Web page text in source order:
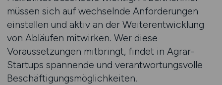
müssen sich auf wechselnde Anforderungen
einstellen und aktiv an der Weiterentwicklung
von Abläufen mitwirken. Wer diese
Voraussetzungen mitbringt, findet in Agrar-
Startups spannende und verantwortungsvolle
Beschäftigungsmöglichkeiten.